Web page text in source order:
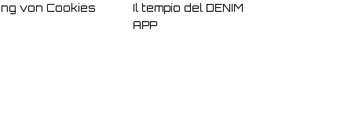
von Cookies
Il tempio del DENIM
APP